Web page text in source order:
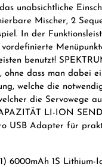
unabsichtliche
Mischer, 2
In der
benutzt!
dass man dabei
welche die
die Servowege
LI-ION
USB Adapter für
6000mAh 1S